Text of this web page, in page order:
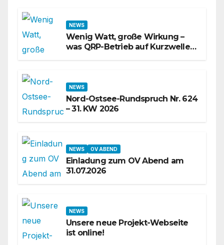
NEWS
Wenig Watt, große Wirkung –
was QRP-Betrieb auf Kurzwelle
NEWS
Nord-Ostsee-Rundspruch Nr. 624
– 31. KW 2026
NEWS OV ABEND
Einladung zum OV Abend am
31.07.2026
NEWS
Unsere neue Projekt-Webseite
ist online!